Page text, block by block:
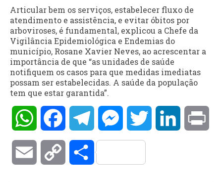
Articular bem os serviços, estabelecer fluxo de
atendimento e assistência, e evitar óbitos por
arboviroses, é fundamental, explicou a Chefe da
Vigilância Epidemiológica e Endemias do
município, Rosane Xavier Neves, ao acrescentar a
importância de que “as unidades de saúde
notifiquem os casos para que medidas imediatas
possam ser estabelecidas. A saúde da população
tem que estar garantida”.
WhatsAppFacebookTelegramMessengerTwitter LinkedIn
Email Copy Compartilhar